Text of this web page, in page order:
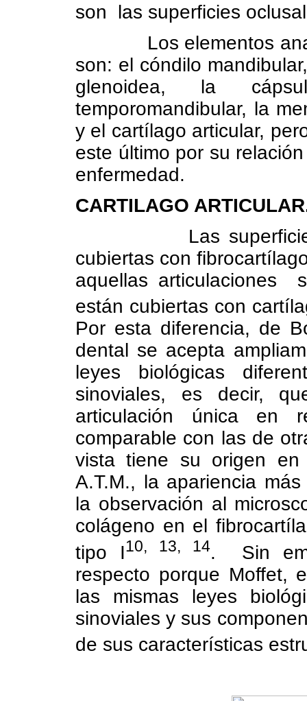
son
las superficies
Los elementos
son: el cóndilo
glenoidea, la
temporomandibular, la
y el cartílago articular,
este último por su
enfermedad.
CARTILAGO
Las
cubiertas con
aquellas articulaciones
están cubiertas con
Por esta diferencia, de
dental se acepta
leyes biológicas
sinoviales, es decir,
articulación única en
comparable con las de
vista tiene su origen
A.T.M., la apariencia
la observación al
colágeno en el
tipo I10, 13, 14.
Sin
respecto porque Moffet,
las mismas leyes
sinoviales y sus
de sus características